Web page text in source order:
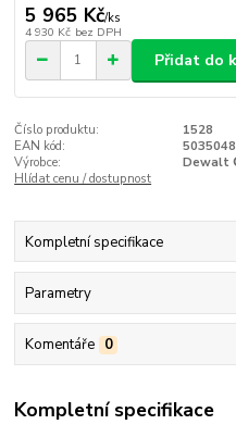
5 965 Kč/ks
4 930 Kč bez DPH
Přidat do
Číslo produktu:
1528
EAN kód:
Výrobce:
Dewalt
Hlídat cenu / dostupnost
Kompletní specifikace
Parametry
Komentáře 0
Kompletní specifikace